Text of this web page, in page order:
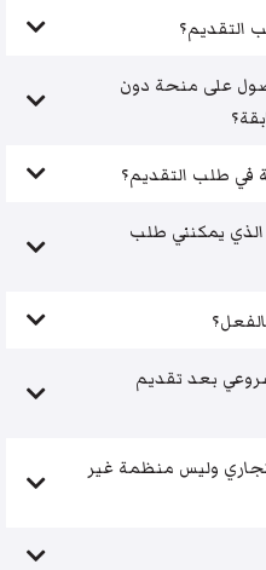
التقديم؟
على منحة دون
في طلب التقديم؟
الذي يمكنني طلب
بعد تقديم
وليس منظمة غير